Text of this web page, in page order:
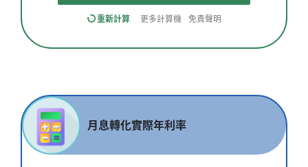
重新計算 更多計算機 免責聲明
月息轉化實際年利率